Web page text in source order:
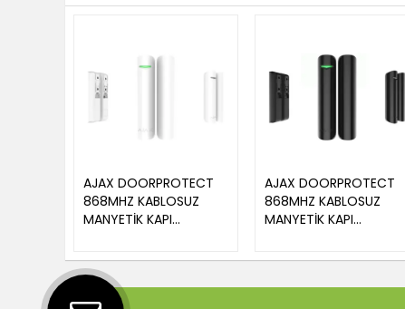
AJAX DOORPROTECT
868MHZ KABLOSUZ
MANYETİK KAPI
RENK
AJAX DOORPROTECT
868MHZ KABLOSUZ
MANYETİK KAPI